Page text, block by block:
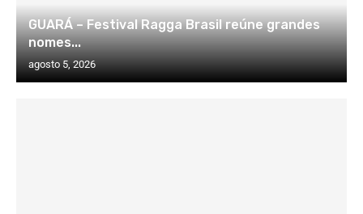
GUARÁ – Festival Ragga Brasil reúne grandes
nomes...
agosto 5, 2026